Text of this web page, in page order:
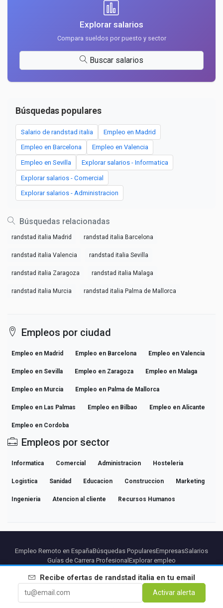
Explorar salarios
Compara sueldos por puesto y sector
Buscar salarios
Búsquedas populares
Salario de randstad italia Empleo en Madrid
Empleo en Barcelona Empleo en Valencia
Empleo en Sevilla Explorar salarios - Informatica
Explorar salarios - Comercial
Explorar salarios - Administracion
Búsquedas relacionadas
randstad italia Madrid randstad italia Barcelona
randstad italia Valencia randstad italia Sevilla
randstad italia Zaragoza randstad italia Malaga
randstad italia Murcia randstad italia Palma de Mallorca
Empleos por ciudad
Empleo en Madrid Empleo en Barcelona Empleo en Valencia
Empleo en Sevilla Empleo en Zaragoza Empleo en Malaga
Empleo en Murcia Empleo en Palma de Mallorca
Empleo en Las Palmas Empleo en Bilbao Empleo en Alicante
Empleo en Cordoba
Empleos por sector
Informatica Comercial Administracion Hosteleria
Logistica Sanidad Educacion Construccion Marketing
Ingenieria Atencion al cliente Recursos Humanos
Recibe ofertas de randstad italiaen tu email
Activar alerta
Empleo Remoto en EspañaBúsquedas PopularesEmpresasSalarios
Guías de Carrera Profesional Explorar empleo
PartnersAviso legalPrivacidadTerminosCondiciones Premium
Cancelar Premium
Contacto